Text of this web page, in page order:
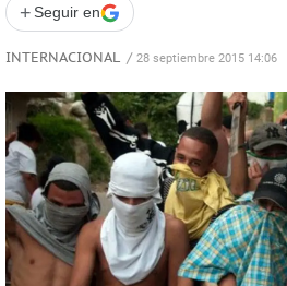
+ Seguir en
INTERNACIONAL / 28 septiembre 2015 14:06